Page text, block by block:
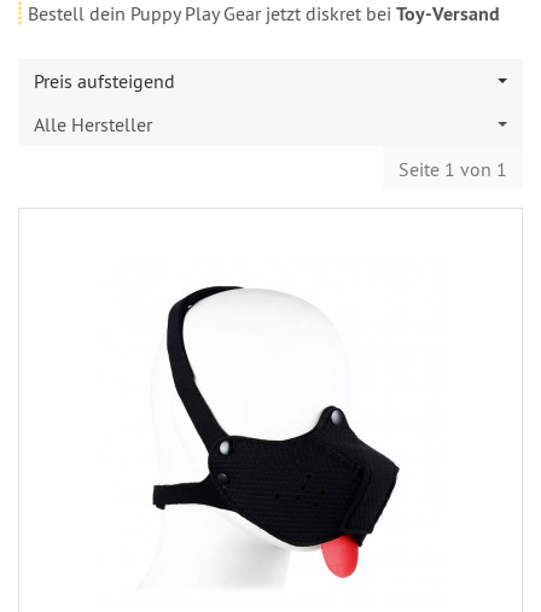
Bestell dein Puppy Play Gear jetzt diskret bei Toy-Versand
Preis aufsteigend
Alle Hersteller
Seite 1 von 1